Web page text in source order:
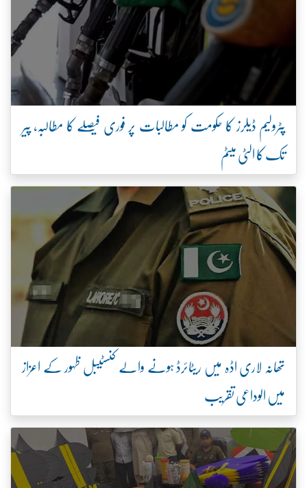
پٹرولیم ڈیلرز کا حکومت کو مطالبات پر فوری فیصلے کا مطالبہ، پیر
تک کا الٹی میٹم
تھانہ لاری اڈہ میں ریٹائرڈ ہونے والے کنسٹیبل ظہور کے اعزاز
میں الوداعی تقریب